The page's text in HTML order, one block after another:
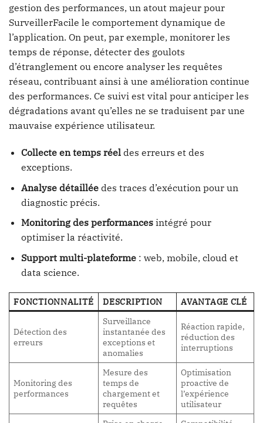
gestion des performances, un atout majeur pour
SurveillerFacile le comportement dynamique de
l’application. On peut, par exemple, monitorer les
temps de réponse, détecter des goulots
d’étranglement ou encore analyser les requêtes
réseau, contribuant ainsi à une amélioration continue
des performances. Ce suivi est vital pour anticiper les
dégradations avant qu’elles ne se traduisent par une
mauvaise expérience utilisateur.
Collecte en temps réeldes erreurs et des
exceptions.
Analyse détailléedes traces d’exécution pour un
diagnostic précis.
Monitoring des performancesintégré pour
optimiser la réactivité.
Support multi-plateforme: web, mobile, cloud et
data science.
FONCTIONNALITÉ DESCRIPTION AVANTAGE CLÉ
Détection des
erreurs
Surveillance
instantanée des
exceptions et
anomalies
Réaction rapide,
réduction des
interruptions
Monitoring des
performances
Mesure des
temps de
chargement et
requêtes
Optimisation
proactive de
l’expérience
utilisateur